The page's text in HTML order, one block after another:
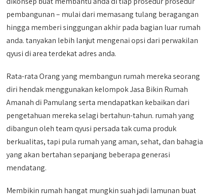
pembangunan – mulai dari memasang tulang beragangan
hingga memberi singgungan akhir pada bagian luar rumah
anda. tanyakan lebih lanjut mengenai opsi dari perwakilan
qyusi di area terdekat adres anda.
Rata-rata Orang yang membangun rumah mereka seorang
diri hendak menggunakan kelompok Jasa Bikin Rumah
Amanah di Pamulang serta mendapatkan kebaikan dari
pengetahuan mereka selagi bertahun-tahun. rumah yang
dibangun oleh team qyusi persada tak cuma produk
berkualitas, tapi pula rumah yang aman, sehat, dan bahagia
yang akan bertahan sepanjang beberapa generasi
mendatang.
Membikin rumah hangat mungkin suah jadi lamunan buat